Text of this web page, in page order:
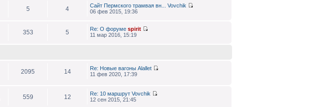
5 4 Сайт Пермского трамвая вн...
Vovchik
06 фев 2015, 19:36
353 5 Re: О форуме spirit
11 мар 2016, 15:19
2095 14 Re: Новые вагоны Alallet
11 фев 2020, 17:39
559 12 Re: 10 маршрут Vovchik
12 сен 2015, 21:45